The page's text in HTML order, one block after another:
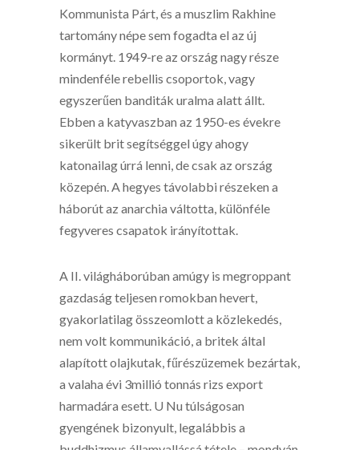
Kommunista Párt, és a muszlim Rakhine
tartomány népe sem fogadta el az új
kormányt. 1949-re az ország nagy része
mindenféle rebellis csoportok, vagy
egyszerűen banditák uralma alatt állt.
Ebben a katyvaszban az 1950-es évekre
sikerült brit segítséggel úgy ahogy
katonailag úrrá lenni, de csak az ország
közepén. A hegyes távolabbi részeken a
háborút az anarchia váltotta, különféle
fegyveres csapatok irányítottak.
A II. világháborúban amúgy is megroppant
gazdaság teljesen romokban hevert,
gyakorlatilag összeomlott a közlekedés,
nem volt kommunikáció, a britek által
alapított olajkutak, fűrészüzemek bezártak,
a valaha évi 3millió tonnás rizs export
harmadára esett. U Nu túlságosan
gyengének bizonyult, legalábbis a